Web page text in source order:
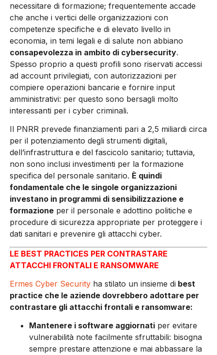
necessitare di formazione; frequentemente accade
che anche i vertici delle organizzazioni con
competenze specifiche e di elevato livello in
economia, in temi legali e di salute non abbiano
consapevolezza in ambito di cybersecurity.
Spesso proprio a questi profili sono riservati accessi
ad account privilegiati, con autorizzazioni per
compiere operazioni bancarie e fornire input
amministrativi: per questo sono bersagli molto
interessanti per i cyber criminali.
Il PNRR prevede finanziamenti pari a 2,5 miliardi circa
per il potenziamento degli strumenti digitali,
dell’infrastruttura e del fascicolo sanitario; tuttavia,
non sono inclusi investimenti per la formazione
specifica del personale sanitario. È quindi
fondamentale che le singole organizzazioni
investano in programmi di sensibilizzazione e
formazione per il personale e adottino politiche e
procedure di sicurezza appropriate per proteggere i
dati sanitari e prevenire gli attacchi cyber.
LE BEST PRACTICES PER CONTRASTARE
ATTACCHI FRONTALI E RANSOMWARE
Ermes Cyber Security ha stilato un insieme di best
practice che le aziende dovrebbero adottare per
contrastare gli attacchi frontali e ransomware:
Mantenere i software aggiornati per evitare
vulnerabilità note facilmente sfruttabili: bisogna
sempre prestare attenzione e mai abbassare la